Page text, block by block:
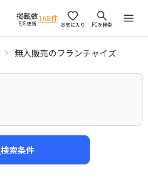
掲載数
8/8 更新 168件
お気に入り FCを検索
無人販売のフランチャイズ
検索条件